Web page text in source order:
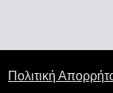
Πολιτική